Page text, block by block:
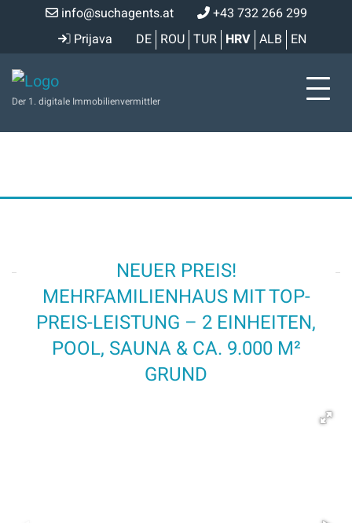
info@suchagents.at
+43 732 266 299
Prijava
DE ROU TUR HRV ALB EN
Der 1. digitale Immobilienvermittler
NEUER PREIS!
MEHRFAMILIENHAUS MIT TOP-
PREIS-LEISTUNG – 2 EINHEITEN,
POOL, SAUNA & CA. 9.000 M²
GRUND